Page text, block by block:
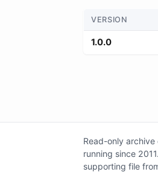
VERSION
1.0.0
Read-only archive
running since
supporting file